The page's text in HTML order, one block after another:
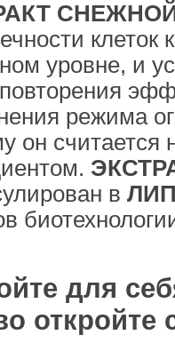
уровне, и
режима
он считается
в
для
откройте